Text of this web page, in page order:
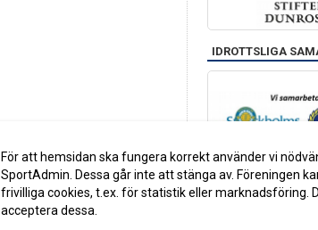
IDROTTSLIGA
För att hemsidan ska fungera korrekt använder vi
SportAdmin. Dessa går inte att stänga av. Föreningen
frivilliga cookies, t.ex. för statistik eller marknadsföring.
acceptera dessa.